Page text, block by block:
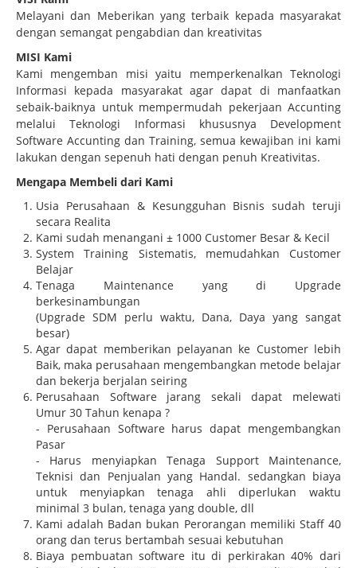
Melayani dan Meberikan yang terbaik kepada masyarakat
dengan semangat pengabdian dan kreativitas
MISI Kami
Kami mengemban misi yaitu memperkenalkan Teknologi
Informasi kepada masyarakat agar dapat di manfaatkan
sebaik-baiknya untuk mempermudah pekerjaan Accunting
melalui Teknologi Informasi khususnya Development
Software Accunting dan Training, semua kewajiban ini kami
lakukan dengan sepenuh hati dengan penuh Kreativitas.
Mengapa Membeli dari Kami
Usia Perusahaan & Kesungguhan Bisnis sudah teruji
secara Realita
Kami sudah menangani ± 1000 Customer Besar & Kecil
System Training Sistematis, memudahkan Customer
Belajar
Tenaga Maintenance yang di Upgrade
berkesinambungan
(Upgrade SDM perlu waktu, Dana, Daya yang sangat
besar)
Agar dapat memberikan pelayanan ke Customer lebih
Baik, maka perusahaan mengembangkan metode belajar
dan bekerja berjalan seiring
Perusahaan Software jarang sekali dapat melewati
Umur 30 Tahun kenapa ?
- Perusahaan Software harus dapat mengembangkan
Pasar
- Harus menyiapkan Tenaga Support Maintenance,
Teknisi dan Penjualan yang Handal. sedangkan biaya
untuk menyiapkan tenaga ahli diperlukan waktu
minimal 3 bulan, tenaga yang double, dll
Kami adalah Badan bukan Perorangan memiliki Staff 40
orang dan terus bertambah sesuai kebutuhan
Biaya pembuatan software itu di perkirakan 40% dari